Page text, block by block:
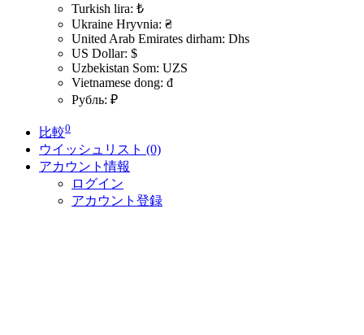
Turkish lira: ₺
Ukraine Hryvnia: ₴
United Arab Emirates dirham: Dhs
US Dollar: $
Uzbekistan Som: UZS
Vietnamese dong: đ
Рубль: ₽
比較0
ウイッシュリスト (0)
アカウント情報
ログイン
アカウント登録